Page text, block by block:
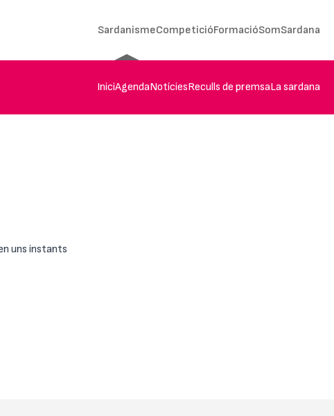
SardanismeCompeticióFormacióSomSardana
IniciAgendaNotíciesReculls de premsaLa sardana
uns instants